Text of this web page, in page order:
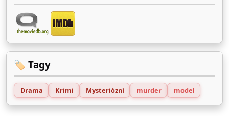
🏷️ Tagy
Drama Krimi Mysteriózní murder model